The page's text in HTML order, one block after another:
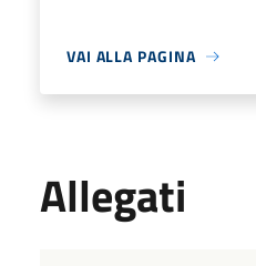
VAI ALLA PAGINA
Allegati